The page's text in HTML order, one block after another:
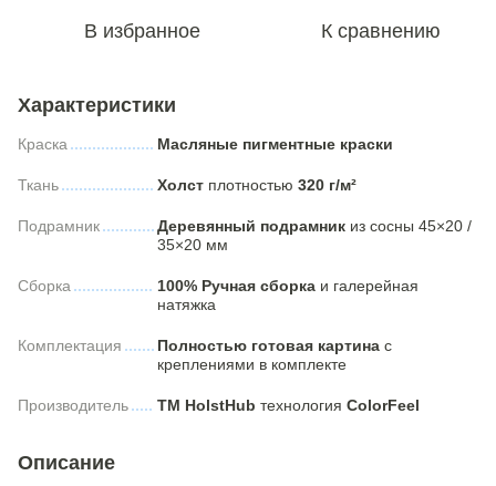
В избранное К сравнению
Характеристики
Краска Масляные пигментные краски
Ткань Холст плотностью 320 г/м²
Подрамник Деревянный подрамник из сосны 45×20 /
35×20 мм
Сборка 100% Ручная сборка и галерейная
натяжка
Комплектация Полностью готовая картина с
креплениями в комплекте
Производитель ТМ HolstHub технология ColorFeel
Описание